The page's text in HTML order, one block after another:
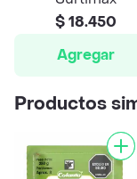
$ 18.450
Agregar
Productos